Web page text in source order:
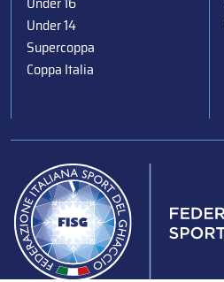
Under 14
Supercoppa
Coppa Italia